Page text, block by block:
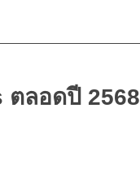
ตลอดปี 2568